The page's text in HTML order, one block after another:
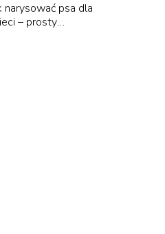
narysować psa dla
– prosty